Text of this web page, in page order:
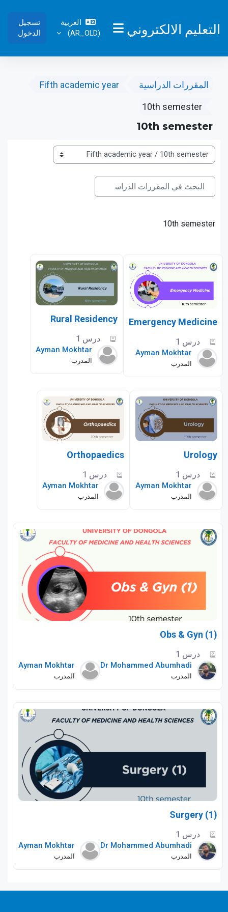
التعليم الالكتروني واجهة جانبية
العربية
‎(AR_OLD)‎
تسجيل
الدخول
المقررات الدراسية Fifth academic year
10th semester
10th semester
تصنيفات المقررات
البحث في المقررات الدراسية
البحث في المقررات الدراسية
10th semester
Emergency Medicine
درس 1
Ayman Mokhtar
المدرب
Rural Residency
درس 1
Ayman Mokhtar
المدرب
Urology
درس 1
Ayman Mokhtar
المدرب
Orthopaedics
درس 1
Ayman Mokhtar
المدرب
Obs & Gyn (1)
درس 1
Dr Mohammed Abumhadi
المدرب
Ayman Mokhtar
المدرب
Surgery (1)
درس 1
Dr Mohammed Abumhadi
المدرب
Ayman Mokhtar
المدرب